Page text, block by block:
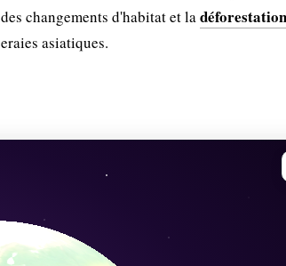
changements d'habitat et ladéforestation
asiatiques.